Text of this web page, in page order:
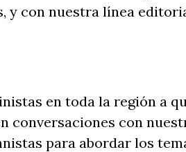
y con nuestra línea
en toda la región a
conversaciones con
para abordar los